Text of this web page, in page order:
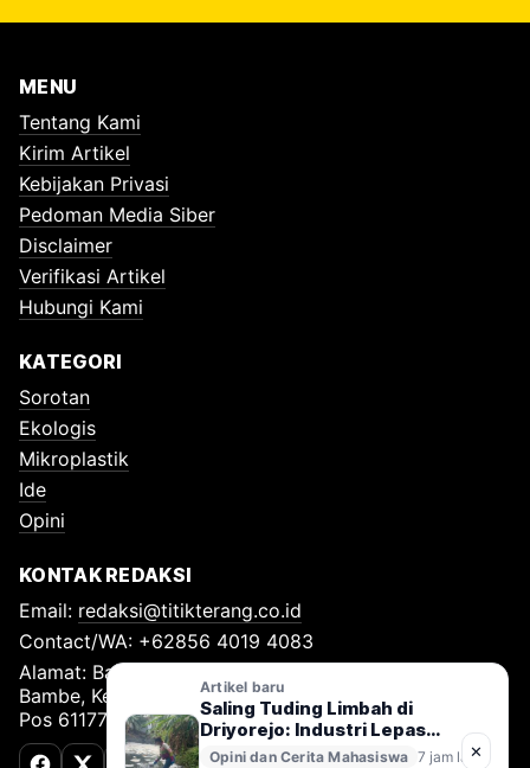
MENU
Tentang Kami
Kirim Artikel
Kebijakan Privasi
Pedoman Media Siber
Disclaimer
Verifikasi Artikel
Hubungi Kami
KATEGORI
Sorotan
Ekologis
Mikroplastik
Ide
Opini
KONTAK REDAKSI
Email: redaksi@titikterang.co.id
Contact/WA: +62856 4019 4083
Alamat: Bambe Nomor 115, RT 009 RW 009, Desa
Bambe, Kecamatan Driyorejo, Kabupaten Gresik, Kode
Pos 61177
Artikel baru
Saling Tuding Limbah di
Driyorejo: Industri Lepas
Tangan, Kali Surabaya
Opini dan Cerita Mahasiswa 7 jam lalu
✕